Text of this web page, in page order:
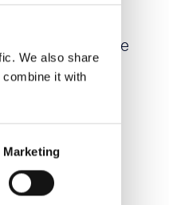
We also share
it with
Marketing
at alle er glade